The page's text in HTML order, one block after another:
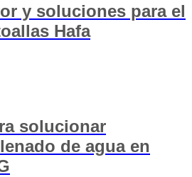
y soluciones para el
Hafa
solucionar
de agua en